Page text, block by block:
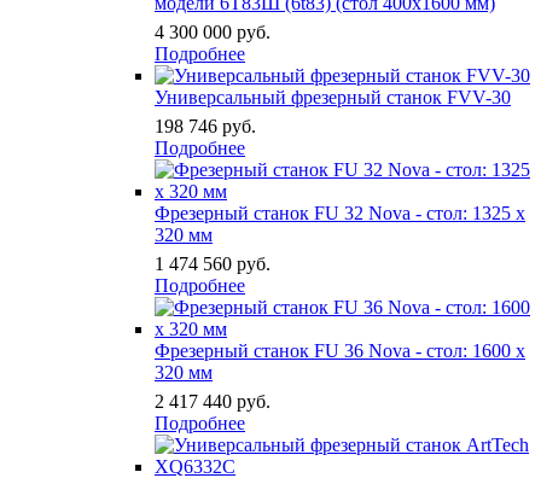
4 300 000 руб.
Подробнее
Универсальный фрезерный станок FVV-30
198 746 руб.
Подробнее
Фрезерный станок FU 32 Nova - стол: 1325 x
320 мм
1 474 560 руб.
Подробнее
Фрезерный станок FU 36 Nova - стол: 1600 x
320 мм
2 417 440 руб.
Подробнее